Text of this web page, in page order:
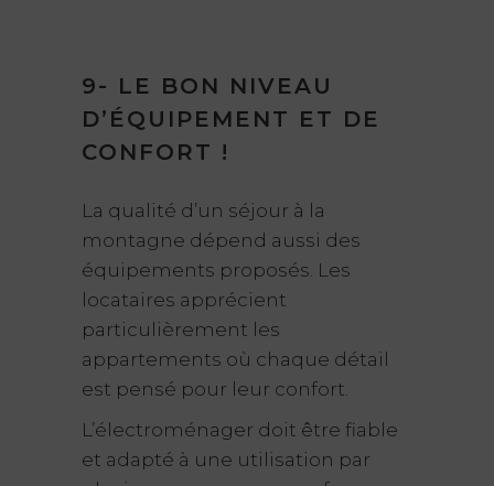
9- LE BON NIVEAU
D’ÉQUIPEMENT ET DE
CONFORT !
La qualité d’un séjour à la
montagne dépend aussi des
équipements proposés. Les
locataires apprécient
particulièrement les
appartements où chaque détail
est pensé pour leur confort.
L’électroménager doit être fiable
et adapté à une utilisation par